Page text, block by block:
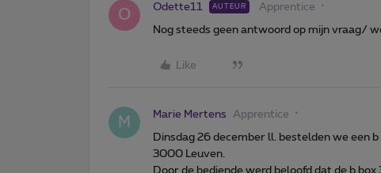
O Odette11 AUTEUR Apprentice
Nog steeds geen antwoord op mijn vraag/
Like
M Marie Mertens Apprentice
Dinsdag 26 december ll. bestelden we een
3000 Leuven.
Door de bediende werd beloofd dat de b